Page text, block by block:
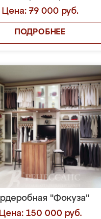
Цена: 79 000 руб.
ПОДРОБНЕЕ
"Фокуза"
Цена: 150 000 руб.